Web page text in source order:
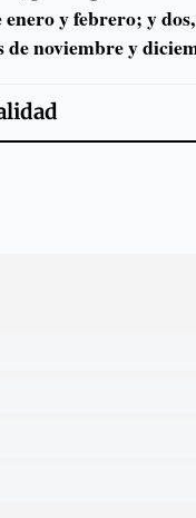
y febrero; y
de noviembre y